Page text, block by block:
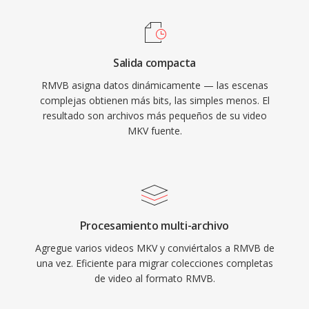
típicamente utiliza códecs RealVideo 9 o
comparables a H.264 en su enfoque de
compresión. Los archivos RMVB soportan
flujos de subtítulos incorporados y múltiples
pistas de audio, haciéndolos prácticos para la
para streaming de RealMedia mientras ofrece
las mejoras de calidad qué proporciona la
codificación de tasa de bits variable. Aunque
RMVB ha sido superado por MP4 con H.264 y
otros formatos modernos para la mayoría de
los propositos, conserva una base de usuarios
Salida compacta
RMVB asigna datos dinámicamente — las escenas
complejas obtienen más bits, las simples menos. El
resultado son archivos más pequeños de su video
MKV fuente.
Procesamiento multi-archivo
Agregue varios videos MKV y conviértalos a RMVB de
una vez. Eficiente para migrar colecciones completas
de video al formato RMVB.